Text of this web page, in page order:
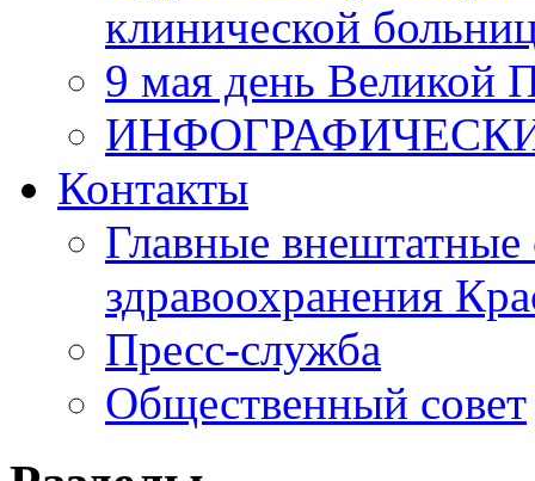
клинической
9 мая день Великой
Контакты
Главные внештатные
здравоохранения
Пресс-служба
Общественный совет